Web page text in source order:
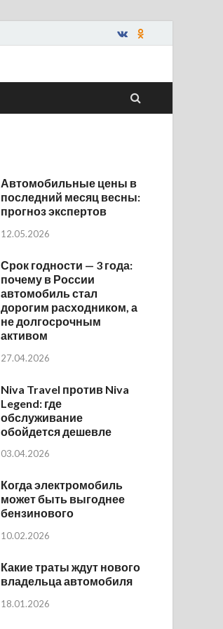
Автомобильные цены в
последний месяц весны:
прогноз экспертов
12.05.2026
Срок годности — 3 года:
почему в России
автомобиль стал
дорогим расходником, а
не долгосрочным
активом
27.04.2026
Niva Travel против Niva
Legend: где
обслуживание
обойдется дешевле
03.04.2026
Когда электромобиль
может быть выгоднее
бензинового
10.02.2026
Какие траты ждут нового
владельца автомобиля
18.01.2026